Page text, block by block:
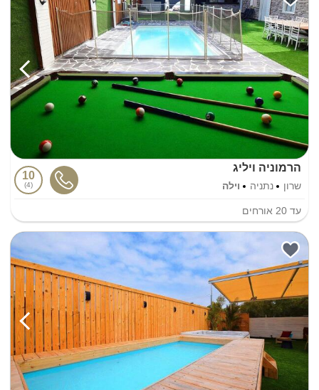
הרמוניה ויליג
שרון נתניה וילה
10
4
עד 20 אורחים